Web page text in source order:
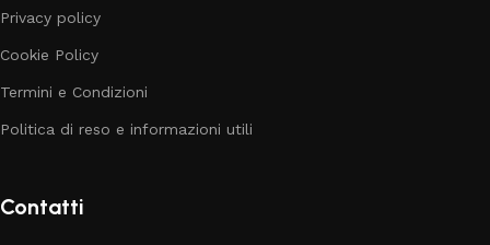
Privacy policy
Cookie Policy
Termini e Condizioni
Politica di reso e informazioni utili
Contatti